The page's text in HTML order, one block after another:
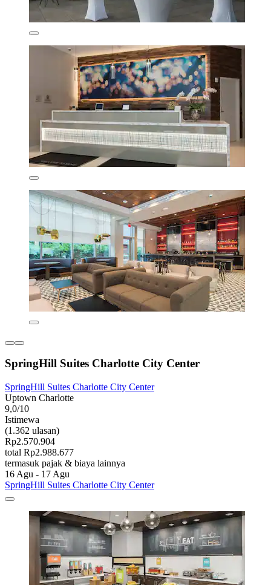
SpringHill Suites Charlotte City Center
SpringHill Suites Charlotte City Center
Uptown Charlotte
9,0/10
Istimewa
(1.362 ulasan)
Rp2.570.904
total Rp2.988.677
termasuk pajak & biaya lainnya
16 Agu - 17 Agu
SpringHill Suites Charlotte City Center